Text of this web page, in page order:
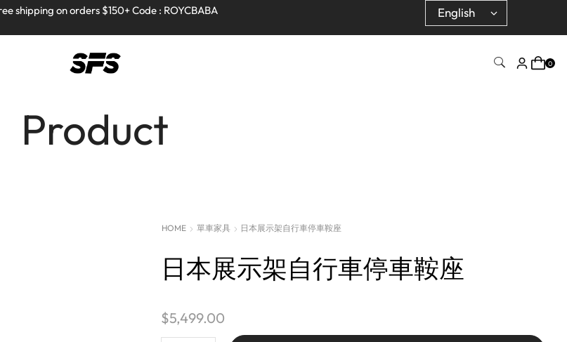
Full refund on any products!
shipping on orders $150+ Code : ROYCBABA
Full refund on any products!
shipping on orders $150+ Code : ROYCBABA
0
Product
HOME 單車家具 日本展示架自行車停車鞍座
日本展示架自行車停車鞍座
$5,499.00